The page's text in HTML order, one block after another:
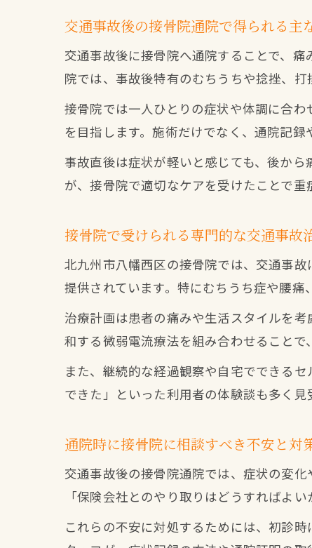
交通事故後の接骨院通院で得られる主
交通事故後に接骨院へ通院することで、
院では、事故後特有のむちうちや捻挫、打
接骨院では一人ひとりの症状や体調に合
を目指します。施術だけでなく、通院記
事故直後は症状が軽いと感じても、後か
が、接骨院で適切なケアを受けたことで重
接骨院で受けられる専門的な交通事故
北九州市八幡西区の接骨院では、交通事
提供されています。特にむちうち症や腰痛
治療計画は患者の痛みや生活スタイルを
和する微弱電流療法を組み合わせることで
また、継続的な経過観察や自宅でできる
できた」といった利用者の体験談も多く見
通院時に接骨院に相談すべき不安と対
交通事故後の接骨院通院では、症状の変
「保険会社とのやり取りはどうすればよ
これらの不安に対処するためには、初診